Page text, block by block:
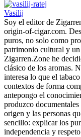
Vasilij
Soy el editor de
origin-of-cigar.com.
puros, no solo como
patrimonio cultural y
Zigarren.Zone he
clásico de los aromas.
interesa lo que el
contextos de forma
antepongo el
produzco
origen y las personas
sencillo: explicar los
independencia y